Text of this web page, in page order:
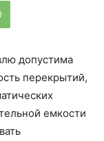
допустима
перекрытий,
емкости